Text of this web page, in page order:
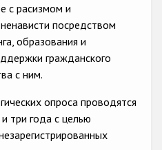
hate crime
hate crime
hate crime
общества
с расизмом и
посредством
образования и
гражданского
с ним.
опроса проводятся
три года с целью